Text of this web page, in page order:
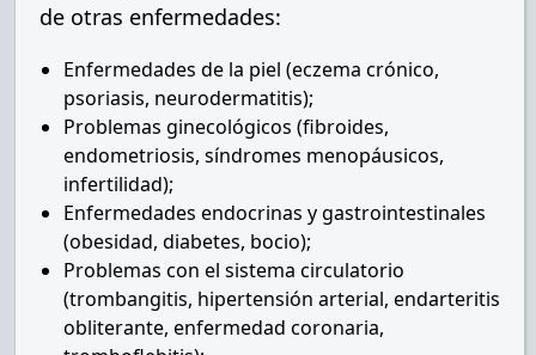
de otras enfermedades:
Enfermedades de la piel (eczema crónico,
psoriasis, neurodermatitis);
Problemas ginecológicos (fibroides,
endometriosis, síndromes menopáusicos,
infertilidad);
Enfermedades endocrinas y gastrointestinales
(obesidad, diabetes, bocio);
Problemas con el sistema circulatorio
(trombangitis, hipertensión arterial, endarteritis
obliterante, enfermedad coronaria,